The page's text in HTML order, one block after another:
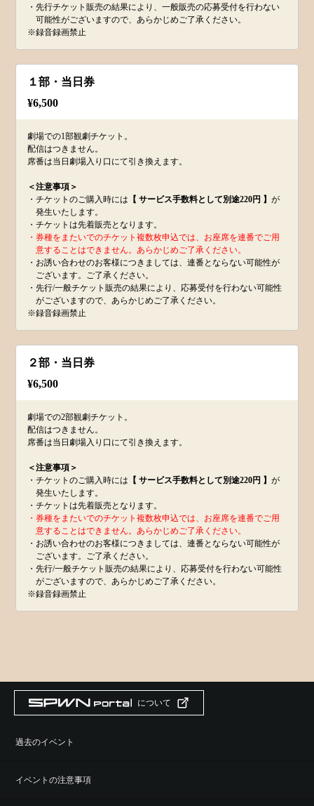
・先行チケット販売の結果により、一般販売の応募受付を行わない
可能性がございますので、あらかじめご了承ください。
※録音録画禁止
１部・当日券
¥6,500
劇場での1部観劇チケット。
配信はつきません。
席番は当日劇場入り口にて引き換えます。
＜注意事項＞
・チケットのご購入時には
【 サービス手数料として別途220円 】が
発生いたします。
・チケットは先着販売となります。
・券種をまたいでのチケット複数枚申込では、お座席を連番でご用
意することはできません。あらかじめご了承ください。
・お誘い合わせのお客様につきましては、連番とならない可能性が
ございます。ご了承ください。
・先行/一般チケット販売の結果により、応募受付を行わない可能性
がございますので、あらかじめご了承ください。
※録音録画禁止
２部・当日券
¥6,500
劇場での2部観劇チケット。
配信はつきません。
席番は当日劇場入り口にて引き換えます。
＜注意事項＞
・チケットのご購入時には
【 サービス手数料として別途220円 】が
発生いたします。
・チケットは先着販売となります。
・券種をまたいでのチケット複数枚申込では、お座席を連番でご用
意することはできません。あらかじめご了承ください。
・お誘い合わせのお客様につきましては、連番とならない可能性が
ございます。ご了承ください。
・先行/一般チケット販売の結果により、応募受付を行わない可能性
がございますので、あらかじめご了承ください。
※録音録画禁止
について
過去のイベント
イベントの注意事項